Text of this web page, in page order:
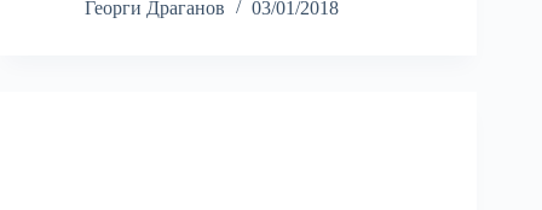
Георги Драганов
03/01/2018